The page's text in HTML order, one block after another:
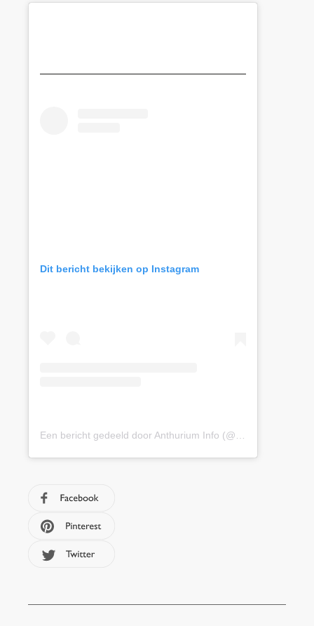
Dit bericht bekijken op Instagram
Een bericht gedeeld door Anthurium Info (@anthuriuminfo)